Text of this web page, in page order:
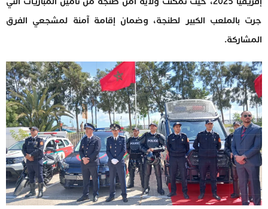
جرت بالملعب الكبير لطنجة، وضمان إقامة آمنة لمشجعي الفرق
المشاركة.